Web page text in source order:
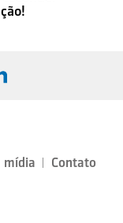
mídia
Contato